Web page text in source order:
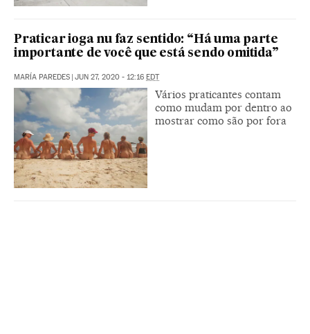
Praticar ioga nu faz sentido: “Há uma parte
importante de você que está sendo omitida”
MARÍA PAREDES | JUN 27, 2020 - 12:16 EDT
Vários praticantes contam
como mudam por dentro ao
mostrar como são por fora